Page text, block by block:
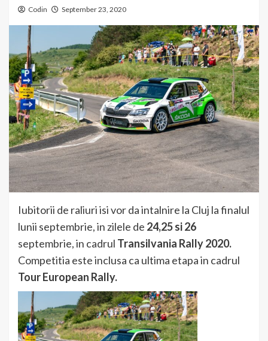
Codin September 23, 2020
Iubitorii de raliuri isi vor da intalnire la Cluj la finalul
lunii septembrie, in zilele de 24,25 si 26
septembrie, in cadrul Transilvania Rally 2020.
Competitia este inclusa ca ultima etapa in cadrul
Tour European Rally.